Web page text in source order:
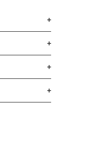
+
+
+
+